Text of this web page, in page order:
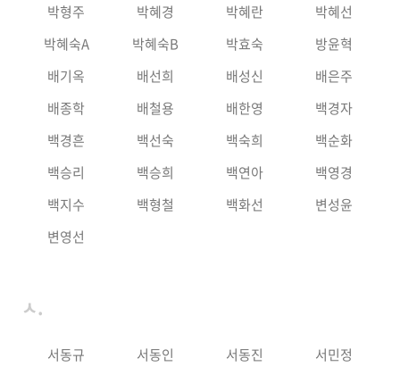
박형주
박혜경 박혜란
박혜선
박혜숙A
박혜숙B 박효숙
방윤혁
배기옥
배선희 배성신
배은주
배종학
배철용 배한영
백경자
백경흔
백선숙 백숙희
백순화
백승리
백승희 백연아
백영경
백지수
백형철 백화선
변성윤
변영선
ㅅ.
서동규 서동인 서동진
서민정